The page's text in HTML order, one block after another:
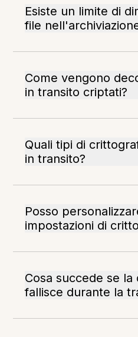
Esiste un limite di
file
Come vengono
in transito criptati?
Quali tipi di
in transito?
Posso
impostazioni di
Cosa succede se la
fallisce durante la